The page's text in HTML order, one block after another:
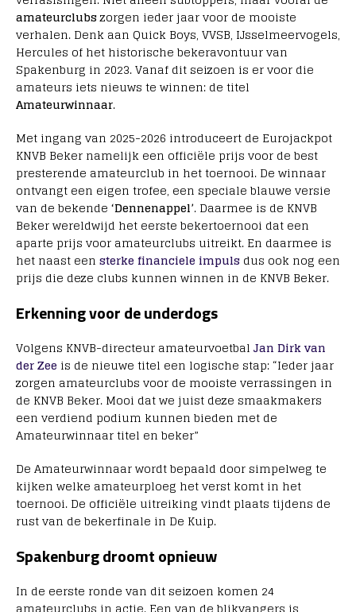
amateurclubszorgen ieder jaar voor de mooiste
verhalen. Denk aan Quick Boys, VVSB, IJsselmeervogels,
Hercules of het historische bekeravontuur van
Spakenburg in 2023. Vanaf dit seizoen is er voor die
amateurs iets nieuws te winnen: de titel
Amateurwinnaar.
Met ingang van 2025-2026 introduceert de Eurojackpot
KNVB Beker namelijk een officiële prijs voor de best
presterende amateurclub in het toernooi. De winnaar
ontvangt een eigen trofee, een speciale blauwe versie
van de bekende ‘Dennenappel’. Daarmee is de KNVB
Beker wereldwijd het eerste bekertoernooi dat een
aparte prijs voor amateurclubs uitreikt. En daarmee is
het naast een sterke financiele impuls dus ook nog een
prijs die deze clubs kunnen winnen in de KNVB Beker.
Erkenning voor de underdogs
Volgens KNVB-directeur amateurvoetbal Jan Dirk van
der Zee is de nieuwe titel een logische stap: “Ieder jaar
zorgen amateurclubs voor de mooiste verrassingen in
de KNVB Beker. Mooi dat we juist deze smaakmakers
een verdiend podium kunnen bieden met de
Amateurwinnaar titel en beker”
De Amateurwinnaar wordt bepaald door simpelweg te
kijken welke amateurploeg het verst komt in het
toernooi. De officiële uitreiking vindt plaats tijdens de
rust van de bekerfinale in De Kuip.
Spakenburg droomt opnieuw
In de eerste ronde van dit seizoen komen 24